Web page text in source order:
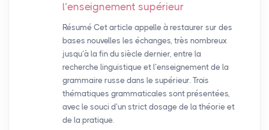
l’enseignement supérieur
Résumé Cet article appelle à restaurer sur des
bases nouvelles les échanges, très nombreux
jusqu’à la fin du siècle dernier, entre la
recherche linguistique et l’enseignement de la
grammaire russe dans le supérieur. Trois
thématiques grammaticales sont présentées,
avec le souci d’un strict dosage de la théorie et
de la pratique.